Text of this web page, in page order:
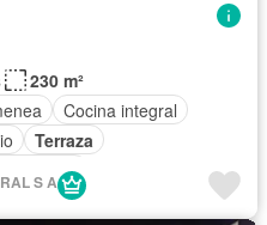
230 m²
Cocina integral
Terraza
privada
S A